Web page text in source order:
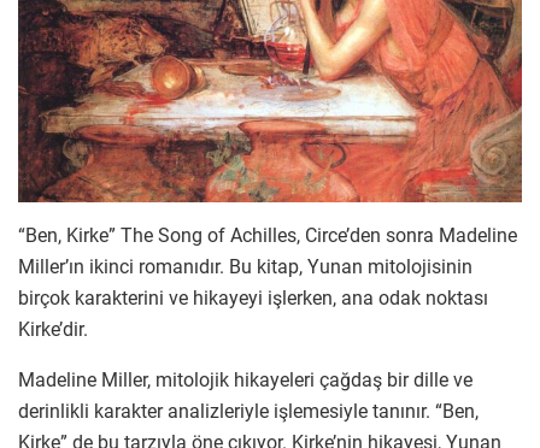
“Ben, Kirke” The Song of Achilles, Circe’den sonra Madeline
Miller’ın ikinci romanıdır. Bu kitap, Yunan mitolojisinin
birçok karakterini ve hikayeyi işlerken, ana odak noktası
Kirke’dir.
Madeline Miller, mitolojik hikayeleri çağdaş bir dille ve
derinlikli karakter analizleriyle işlemesiyle tanınır. “Ben,
Kirke” de bu tarzıyla öne çıkıyor. Kirke’nin hikayesi, Yunan